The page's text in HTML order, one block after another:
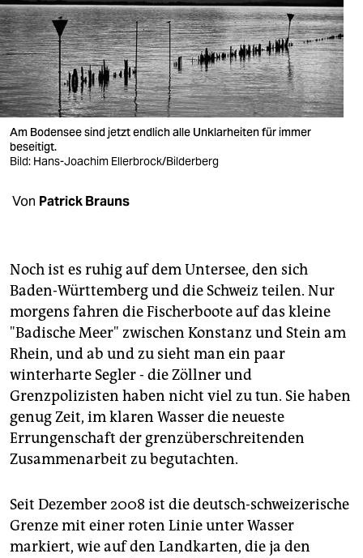
berlin
nord
wahrheit
verlag
verlag
veranstaltungen
fragen & hilfe
unterstützen
abo
genossenschaft
epaper login
Am Bodensee sind jetzt endlich alle Unklarheiten für immer
beseitigt.
Bild: Hans-Joachim Ellerbrock/Bilderberg
Von Patrick Brauns
Noch ist es ruhig auf dem Untersee, den sich
Baden-Württemberg und die Schweiz teilen. Nur
morgens fahren die Fischerboote auf das kleine
"Badische Meer" zwischen Konstanz und Stein am
Rhein, und ab und zu sieht man ein paar
winterharte Segler - die Zöllner und
Grenzpolizisten haben nicht viel zu tun. Sie haben
genug Zeit, im klaren Wasser die neueste
Errungenschaft der grenzüberschreitenden
Zusammenarbeit zu begutachten.
Seit Dezember 2008 ist die deutsch-schweizerische
Grenze mit einer roten Linie unter Wasser
markiert, wie auf den Landkarten, die ja den